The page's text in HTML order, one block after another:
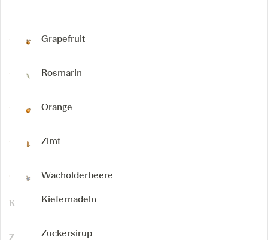
Grapefruit
Rosmarin
Orange
Zimt
Wacholderbeere
Kiefernadeln
Zuckersirup